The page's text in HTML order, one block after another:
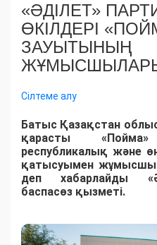
«ӘДІЛЕТ»
ӨКІЛДЕРІ
ЗАУЫТЫНЫҢ
Сілтеме алу
Батыс Қазақстан
қарасты
республикалық және
қатысуымен жұмысшы
деп хабарлайды
баспасөз қызметі.